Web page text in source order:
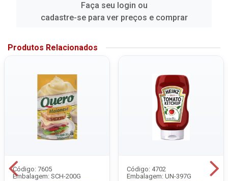
Faça seu login ou
cadastre-se para ver preços e comprar
Produtos Relacionados
Código: 7605
Embalagem: SCH-200G
Código: 4702
Embalagem: UN-397G